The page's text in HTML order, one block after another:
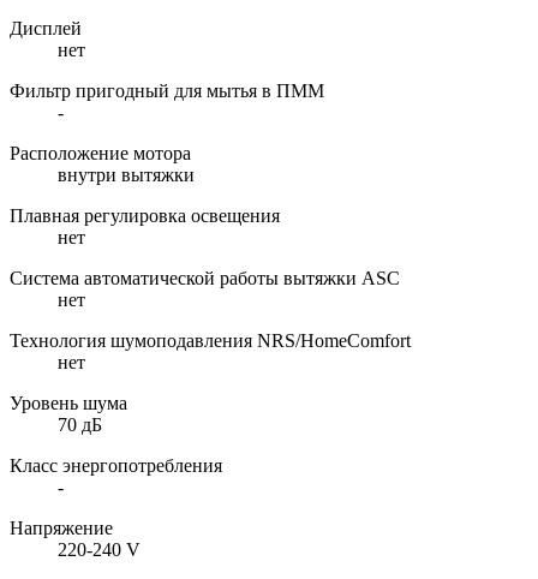
Дисплей
нет
Фильтр пригодный для мытья в ПММ
-
Расположение мотора
внутри вытяжки
Плавная регулировка освещения
нет
Система автоматической работы вытяжки ASC
нет
Технология шумоподавления NRS/HomeComfort
нет
Уровень шума
70 дБ
Класс энергопотребления
-
Напряжение
220-240 V